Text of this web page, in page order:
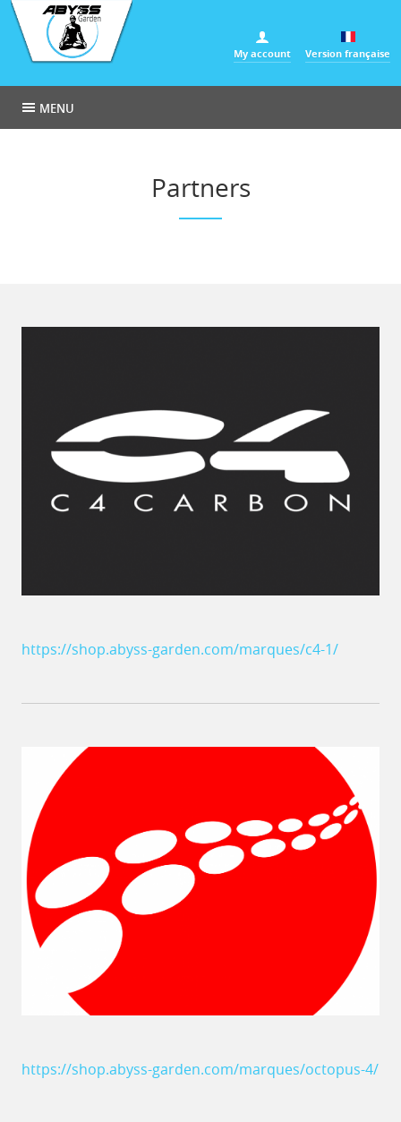
My account Version française
MENU
Partners
https://shop.abyss-garden.com/marques/c4-1/
https://shop.abyss-garden.com/marques/octopus-4/
Cookies management panel